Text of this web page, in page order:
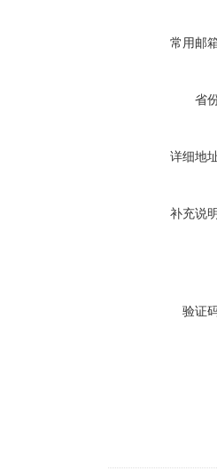
常用邮
省
详细地
补充说
验证